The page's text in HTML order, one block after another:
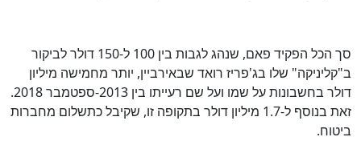
סך הכל הפקיד פאם, שנהג לגבות בין 100 ל-150 דולר לביקור
ב"קליניקה" שלו בג'פריז רואד שבאירביין, יותר מחמישה מיליון
דולר בחשבונות על שמו ועל שם רעייתו בין 2013-ספטמבר 2018.
זאת בנוסף ל-1.7 מיליון דולר בתקופה זו, שקיבל כתשלום מחברות
ביטוח.